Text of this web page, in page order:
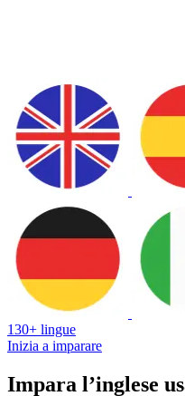
130+ lingue
Inizia a imparare
Impara l’inglese